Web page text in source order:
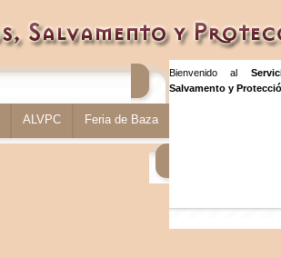
ALVPC Feria de Baza
Bienvenido al
Salvamento y